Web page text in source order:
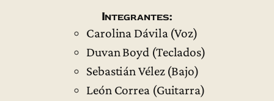
Integrantes:
Carolina Dávila (Voz)
Duvan Boyd (Teclados)
Sebastián Vélez (Bajo)
León Correa (Guitarra)